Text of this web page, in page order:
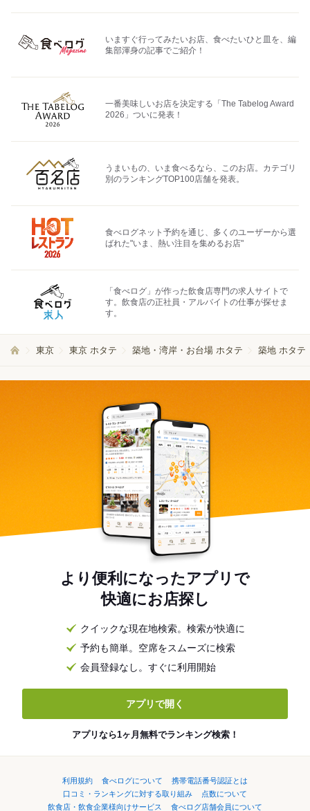
いますぐ行ってみたいお店、食べたいひと皿を、編
集部渾身の記事でご紹介！
一番美味しいお店を決定する「The Tabelog Award
2026」ついに発表！
うまいもの、いま食べるなら、このお店。カテゴリ
別のランキングTOP100店舗を発表。
食べログネット予約を通じ、多くのユーザーから選
ばれた"いま、熱い注目を集めるお店"
「食べログ」が作った飲食店専門の求人サイトで
す。飲食店の正社員・アルバイトの仕事が探せま
す。
東京 東京 ホタテ 築地・湾岸・お台場 ホタテ 築地 ホタテ
より便利になったアプリで
快適にお店探し
クイックな現在地検索。検索が快適に
予約も簡単。空席をスムーズに検索
会員登録なし。すぐに利用開始
アプリで開く
アプリなら1ヶ月無料でランキング検索！
利用規約 食べログについて
携帯電話番号認証とは
口コミ・ランキングに対する取り組み
点数について
飲食店・飲食企業様向けサービス
食べログ店舗会員について